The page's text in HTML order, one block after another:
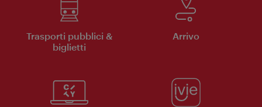
Trasporti pubblici &
biglietti
Arrivo